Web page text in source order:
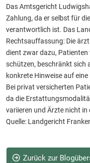
Das Amtsgericht
Zahlung, da er selbst für
verantwortlich ist. Das
Rechtsauffassung: Die
dient zwar dazu,
schützen, beschränkt sich
konkrete Hinweise auf
Bei privat versicherten
da die
variieren und Ärzte nicht in
Quelle: Landgericht
Zurück zur